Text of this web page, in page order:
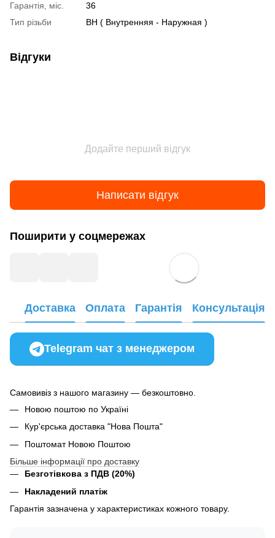
Гарантія, міс.
36
Тип різьби
ВН ( Внутренняя - Наружная )
Відгуки
Додайте перший відгук
Написати відгук
Поширити у соцмережах
Доставка Оплата Гарантія Консультація
Telegram чат з менеджером
Самовивіз з нашого магазину — безкоштовно.
Новою поштою по Україні
Кур'єрська доставка "Нова Пошта"
Поштомат Новою Поштою
Більше інформації про доставку
Безготівкова з ПДВ (20%)
Накладений платіж
Гарантія зазначена у характеристиках кожного товару.